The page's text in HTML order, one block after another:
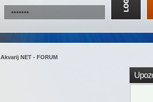
Akvarij NET - FORUM